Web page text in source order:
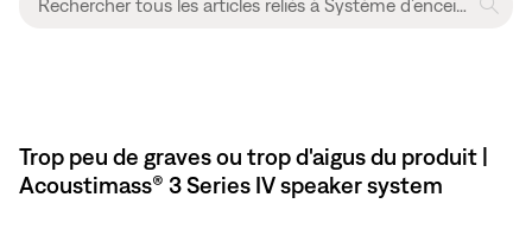
Trop peu de graves ou trop d'aigus du produit |
Acoustimass® 3 Series IV speaker system